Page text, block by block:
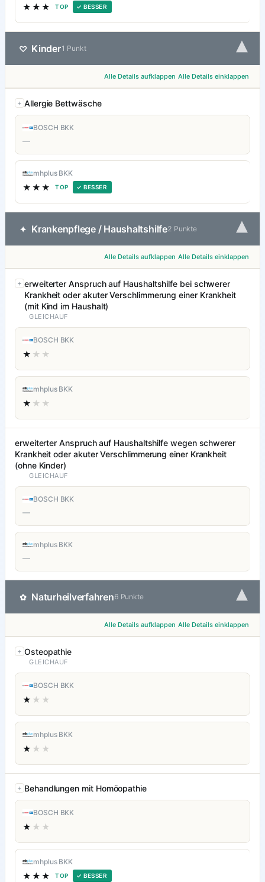
★★★ TOP ✓ BESSER
♡ Kinder1 Punkt ▾
Alle Details aufklappen Alle Details einklappen
Allergie Bettwäsche
BOSCH BKK
—
mhplus BKK
★★★ TOP ✓ BESSER
✦ Krankenpflege / Haushaltshilfe2 Punkte ▾
Alle Details aufklappen Alle Details einklappen
erweiterter Anspruch auf Haushaltshilfe bei schwerer
Krankheit oder akuter Verschlimmerung einer Krankheit
(mit Kind im Haushalt)
GLEICHAUF
BOSCH BKK
★ ★★
mhplus BKK
★ ★★
erweiterter Anspruch auf Haushaltshilfe wegen schwerer
Krankheit oder akuter Verschlimmerung einer Krankheit
(ohne Kinder)
GLEICHAUF
BOSCH BKK
—
mhplus BKK
—
✿ Naturheilverfahren6 Punkte ▾
Alle Details aufklappen Alle Details einklappen
Osteopathie
GLEICHAUF
BOSCH BKK
★ ★★
mhplus BKK
★ ★★
Behandlungen mit Homöopathie
BOSCH BKK
★ ★★
mhplus BKK
★★★ TOP ✓ BESSER